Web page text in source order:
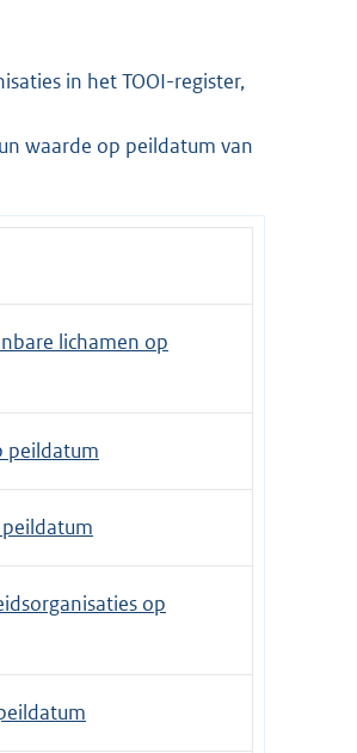
in het TOOI-register,
waarde op peildatum van
lichamen op
peildatum
op